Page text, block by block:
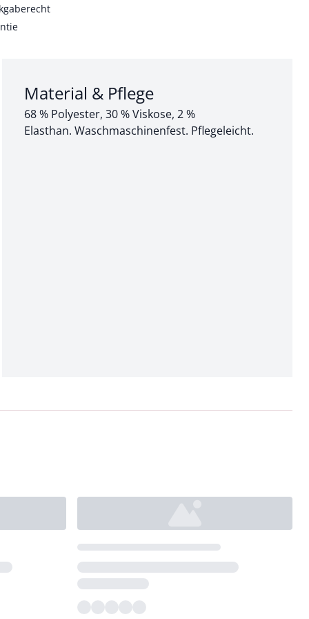
Abschnitt 3 von 3:
Material & Pflege
68 % Polyester, 30 % Viskose, 2 %
Elasthan. Waschmaschinenfest. Pflegeleicht.